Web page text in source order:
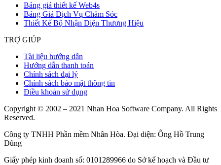
Bảng giá thiết kế Web4s
Bảng Giá Dịch Vụ Chăm Sóc
Thiết Kế Bộ Nhận Diện Thương Hiệu
TRỢ GIÚP
Tài liệu hướng dẫn
Hướng dẫn thanh toán
Chính sách đại lý
Chính sách bảo mật thông tin
Điều khoản sử dụng
Copyright © 2002 – 2021 Nhan Hoa Software Company. All Rights
Reserved.
Công ty TNHH Phần mềm Nhân Hòa. Đại diện: Ông Hồ Trung
Dũng
Giấy phép kinh doanh số: 0101289966 do Sở kế hoạch và Đầu tư